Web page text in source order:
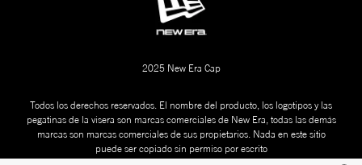
2025 New Era Cap
Todos los derechos reservados. El nombre del producto, los logotipos y las
pegatinas de la visera son marcas comerciales de New Era, todas las demás
marcas son marcas comerciales de sus propietarios. Nada en este sitio
puede ser copiado sin permiso por escrito